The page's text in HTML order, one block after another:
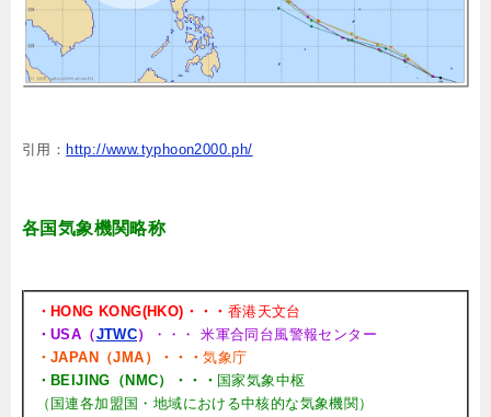
引用： http://www.typhoon2000.ph/
各国気象機関略称
・HONG KONG(HKO)・・・ 香港天文台
・USA（JTWC）
・・・ 米軍合同台風警報センター
・JAPAN（JMA）・・・気象庁
・BEIJING（NMC）・・・ 国家気象中枢
（国連各加盟国・地域における中核的な気象機関）